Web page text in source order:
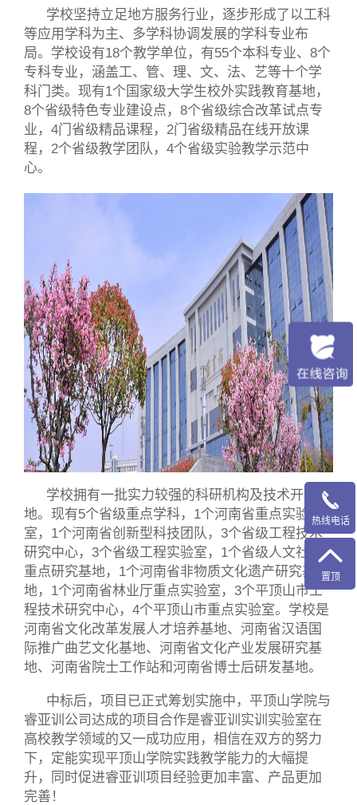
热线电话
置顶
学校坚持立足地方服务行业，逐步形成了以工科
等应用学科为主、多学科协调发展的学科专业布
局。学校设有18个教学单位，有55个本科专业、8个
专科专业，涵盖工、管、理、文、法、艺等十个学
科门类。现有1个国家级大学生校外实践教育基地，
8个省级特色专业建设点，8个省级综合改革试点专
业，4门省级精品课程，2门省级精品在线开放课
程，2个省级教学团队，4个省级实验教学示范中
心。
学校拥有一批实力较强的科研机构及技术开发基
地。现有5个省级重点学科，1个河南省重点实验
室，1个河南省创新型科技团队，3个省级工程技术
研究中心，3个省级工程实验室，1个省级人文社科
重点研究基地，1个河南省非物质文化遗产研究基
地，1个河南省林业厅重点实验室，3个平顶山市工
程技术研究中心，4个平顶山市重点实验室。学校是
河南省文化改革发展人才培养基地、河南省汉语国
际推广曲艺文化基地、河南省文化产业发展研究基
地、河南省院士工作站和河南省博士后研发基地。
中标后，项目已正式筹划实施中，平顶山学院与
睿亚训公司达成的项目合作是睿亚训实训实验室在
高校教学领域的又一成功应用，相信在双方的努力
下，定能实现平顶山学院实践教学能力的大幅提
升，同时促进睿亚训项目经验更加丰富、产品更加
完善！